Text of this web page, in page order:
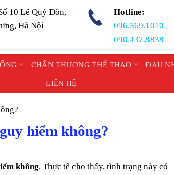
10 Lê Quý Đôn,
Hà Nội
Hotline:
096.369.1010
090.432.8838
CHẤN THƯƠNG THỂ THAO ĐAU
LIÊN HỆ
hiểm không?
không. Thực tế cho thấy, tình trạng này có